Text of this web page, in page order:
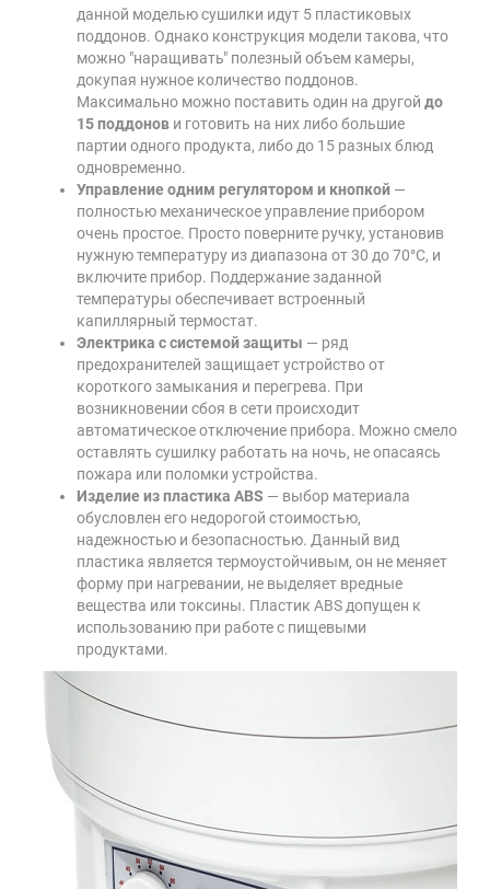
данной моделью сушилки идут 5 пластиковых
поддонов. Однако конструкция модели такова, что
можно "наращивать" полезный объем камеры,
докупая нужное количество поддонов.
Максимально можно поставить один на другой до
15 поддонов и готовить на них либо большие
партии одного продукта, либо до 15 разных блюд
одновременно.
Управление одним регулятором и кнопкой —
полностью механическое управление прибором
очень простое. Просто поверните ручку, установив
нужную температуру из диапазона от 30 до 70°C, и
включите прибор. Поддержание заданной
температуры обеспечивает встроенный
капиллярный термостат.
Электрика с системой защиты — ряд
предохранителей защищает устройство от
короткого замыкания и перегрева. При
возникновении сбоя в сети происходит
автоматическое отключение прибора. Можно смело
оставлять сушилку работать на ночь, не опасаясь
пожара или поломки устройства.
Изделие из пластика ABS — выбор материала
обусловлен его недорогой стоимостью,
надежностью и безопасностью. Данный вид
пластика является термоустойчивым, он не меняет
форму при нагревании, не выделяет вредные
вещества или токсины. Пластик ABS допущен к
использованию при работе с пищевыми
продуктами.